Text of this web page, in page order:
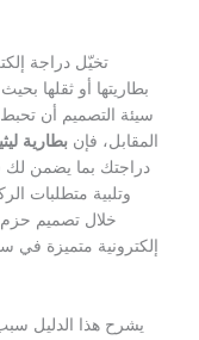
تخيّل دراجة
بطاريتها أو ثقلها
سيئة التصميم أن
المقابل، فإن بطارية
دراجتك بما يضمن لك
وتلبية متطلبات
خلال تصميم حزم
إلكترونية متميزة
يشرح هذا الدليل